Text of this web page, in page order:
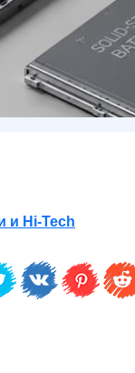
и Hi-Tech